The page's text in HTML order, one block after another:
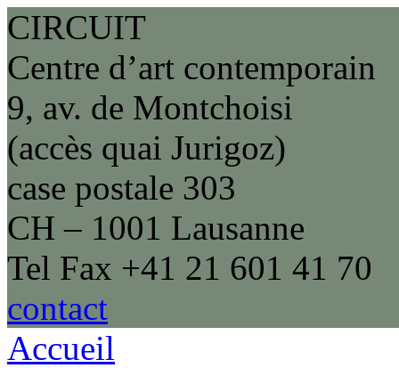
CIRCUIT
Centre d’art contemporain
9, av. de Montchoisi
(accès quai Jurigoz)
case postale 303
CH – 1001 Lausanne
Tel Fax +41 21 601 41 70
contact
Accueil